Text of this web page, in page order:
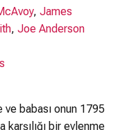
, James
, Joe Anderson
ve babası onun 1795
bir evlenme